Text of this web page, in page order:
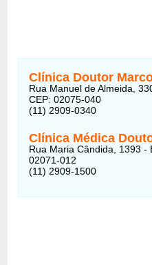
Clínica Doutor
Rua Manuel de Almeida,
CEP: 02075-040
(11) 2909-0340
Clínica Médica
Rua Maria Cândida, 1393 -
02071-012
(11) 2909-1500